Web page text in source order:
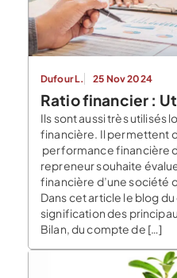
Dufour L. 25 Nov 2024
Ratio financier :
Ils sont aussi très utilisés
financière. Il permettent
performance financière
repreneur souhaite
financière d’une société
Dans cet article le blog
signification des
Bilan, du compte de […]